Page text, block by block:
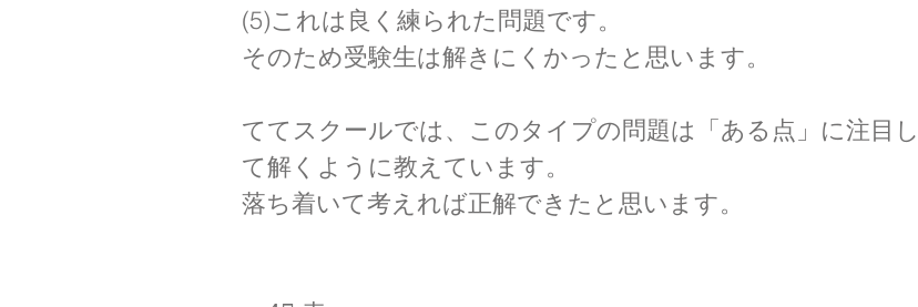
(5)これは良く練られた問題です。
そのため受験生は解きにくかったと思います。
ててスクールでは、このタイプの問題は「ある点」に注目し
て解くように教えています。
落ち着いて考えれば正解できたと思います。